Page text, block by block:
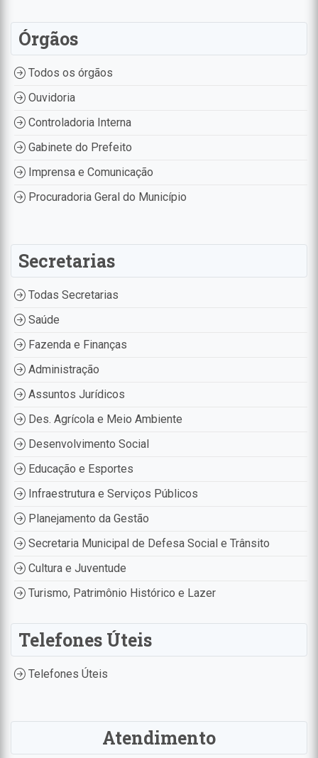
Órgãos
Todos os órgãos
Ouvidoria
Controladoria Interna
Gabinete do Prefeito
Imprensa e Comunicação
Procuradoria Geral do Município
Secretarias
Todas Secretarias
Saúde
Fazenda e Finanças
Administração
Assuntos Jurídicos
Des. Agrícola e Meio Ambiente
Desenvolvimento Social
Educação e Esportes
Infraestrutura e Serviços Públicos
Planejamento da Gestão
Secretaria Municipal de Defesa Social e Trânsito
Cultura e Juventude
Turismo, Patrimônio Histórico e Lazer
Telefones Úteis
Telefones Úteis
Atendimento